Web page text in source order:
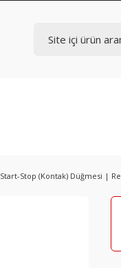
Start-Stop (Kontak) Düğmesi |